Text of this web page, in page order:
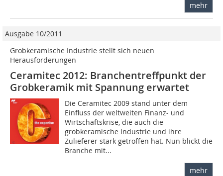
mehr
Ausgabe 10/2011
Grobkeramische Industrie stellt sich neuen
Herausforderungen
Ceramitec 2012: Branchentreffpunkt der
Grobkeramik mit Spannung erwartet
Die Ceramitec 2009 stand unter dem
Einfluss der weltweiten Finanz- und
Wirtschaftskrise, die auch die
grobkeramische Industrie und ihre
Zulieferer stark getroffen hat. Nun blickt die
Branche mit...
mehr